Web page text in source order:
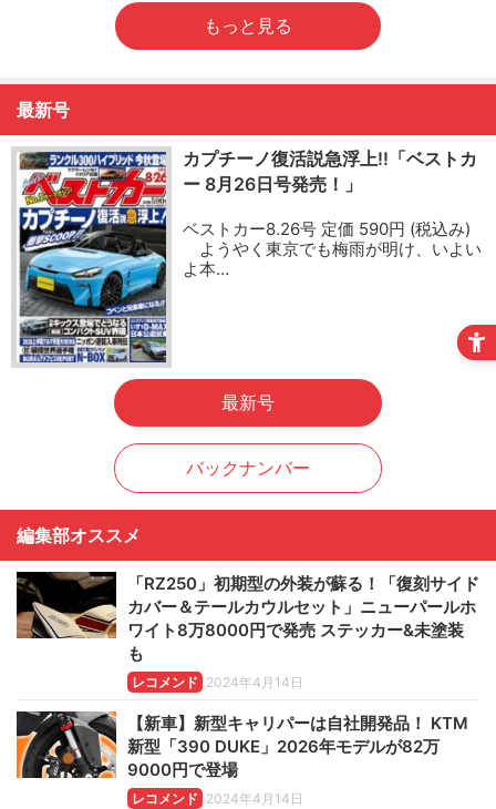
もっと見る
最新号
カプチーノ復活説急浮上!!「ベストカ
ー 8月26日号発売！」
ベストカー8.26号 定価 590円 (税込み)
ようやく東京でも梅雨が明け、いよい
よ本…
最新号
バックナンバー
編集部オススメ
「RZ250」初期型の外装が蘇る！「復刻サイド
カバー＆テールカウルセット」ニューパールホ
ワイト8万8000円で発売 ステッカー&未塗装
も
レコメンド 2024年4月14日
【新車】新型キャリパーは自社開発品！ KTM
新型「390 DUKE」2026年モデルが82万
9000円で登場
レコメンド 2024年4月14日